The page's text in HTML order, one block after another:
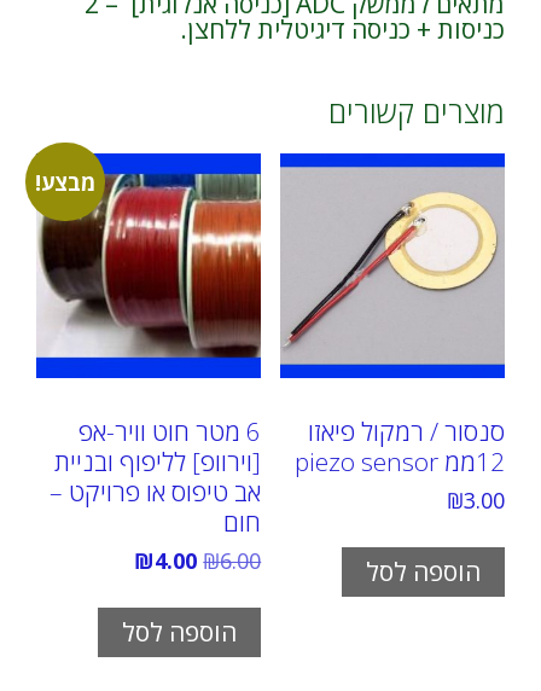
כניסות + כניסה דיגיטלית ללחצן.
מוצרים קשורים
סנסור / רמקול פיאזו
12ממ piezo sensor
₪3.00
הוספה לסל
מבצע!
6 מטר חוט וויר-אפ
[וירוופ] לליפוף ובניית
אב טיפוס או פרויקט –
חום
₪6.00 המחיר
היה:
₪6.00.
₪4.00 המחיר
הוא:
₪4.00.הוספה לסל